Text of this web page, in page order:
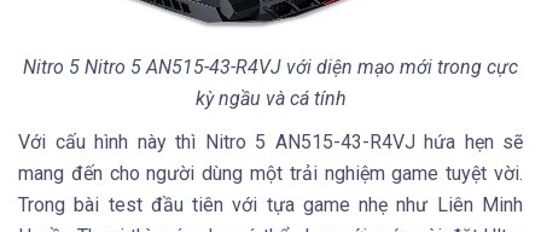
Nitro 5 Nitro 5 AN515-43-R4VJ với diện mạo mới trong cực
kỳ ngầu và cá tính
Với cấu hình này thì Nitro 5 AN515-43-R4VJ hứa hẹn sẽ
mang đến cho người dùng một trải nghiệm game tuyệt vời.
Trong bài test đầu tiên với tựa game nhẹ như Liên Minh